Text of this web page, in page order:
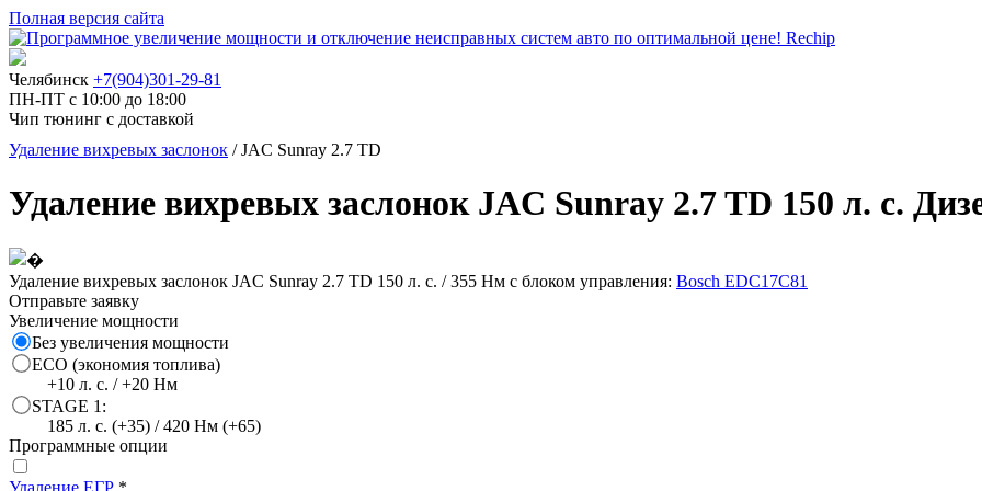
Полная версия сайта
Челябинск +7(904)301-29-81
ПН-ПТ с 10:00 до 18:00
Чип тюнинг с доставкой
Удаление вихревых заслонок / JAC Sunray 2.7 TD
Удаление вихревых заслонок JAC Sunray 2.7 TD 150 л. с.
Удаление вихревых заслонок JAC Sunray 2.7 TD 150 л. с. / 355 Нм с блоком управления: Bosch EDC17C81
Отправьте заявку
Увеличение мощности
Без увеличения мощности
ECO (экономия топлива)
+10 л. с. / +20 Нм
STAGE 1:
185 л. с. (+35) / 420 Нм (+65)
Программные опции
Удаление ЕГР *